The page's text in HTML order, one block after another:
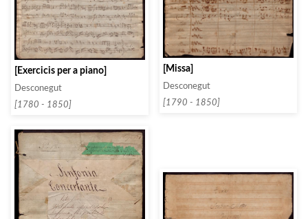
[Exercicis per a piano]
Desconegut
[1780 - 1850]
[Missa]
Desconegut
[1790 - 1850]